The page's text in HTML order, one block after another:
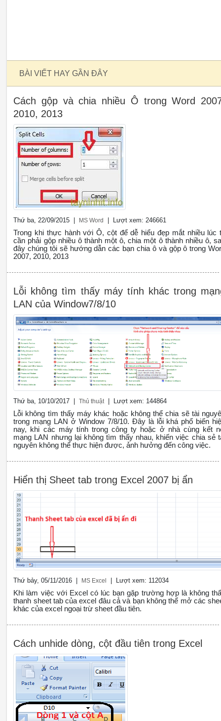
BÀI VIẾT HAY GẦN ĐÂY
Cách gộp và chia nhiều Ô trong Word
2010, 2013
Thứ ba, 22/09/2015 | MS Word | Lượt xem: 246661
Trong khi thực hành với Ô, cột để dễ hiểu đẹp mắt nhiều lúc
cần phải gộp nhiều ô thành một ô, chia một ô thành nhiều ô,
đây chúng tôi sẽ hướng dẫn các bạn chia ô và gộp ô trong
2007, 2010, 2013
Lỗi không tìm thấy máy tính khác trong
LAN của Window7/8/10
Thứ ba, 10/10/2017 |Thủ thuật | Lượt xem: 144864
Lỗi không tìm thấy máy khác hoặc không thể chia sẽ tài
trong mạng LAN ở Window 7/8/10. Đây là lỗi khá phổ biến
nay, khi các máy tính trong công ty hoặc ở nhà cùng kết
mạng LAN nhưng lại không tìm thấy nhau, khiến việc chia sẻ
nguyên không thể thực hiện được, ảnh hưởng đến công việc.
Hiển thị Sheet tab trong Excel 2007 bị ẩn
Thứ bảy, 05/11/2016 | MS Excel | Lượt xem: 112034
Khi làm việc với Excel có lúc bạn gặp trường hợp là không
thanh sheet tab của excel đâu cả và bạn không thể mở các
khác của excel ngoại trừ sheet đầu tiên.
Cách unhide dòng, cột đầu tiên trong Excel